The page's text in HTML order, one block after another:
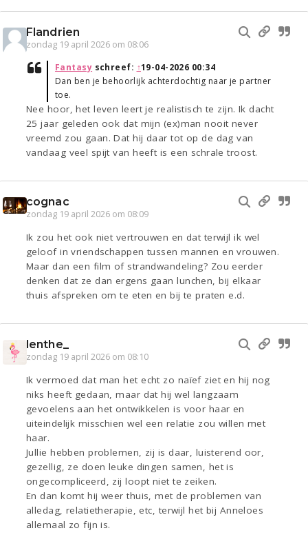
Flandrien
zondag 19 april 2026 om 08:06
Fantasy schreef: ↑19-04-2026 00:34
Dan ben je behoorlijk achterdochtig naar je partner
toe.
Nee hoor, het leven leert je realistisch te zijn. Ik dacht
25 jaar geleden ook dat mijn (ex)man nooit never
vreemd zou gaan. Dat hij daar tot op de dag van
vandaag veel spijt van heeft is een schrale troost.
cognac
zondag 19 april 2026 om 08:09
Ik zou het ook niet vertrouwen en dat terwijl ik wel
geloof in vriendschappen tussen mannen en vrouwen.
Maar dan een film of strandwandeling? Zou eerder
denken dat ze dan ergens gaan lunchen, bij elkaar
thuis afspreken om te eten en bij te praten e.d.
lenthe_
zondag 19 april 2026 om 08:10
Ik vermoed dat man het echt zo naïef ziet en hij nog
niks heeft gedaan, maar dat hij wel langzaam
gevoelens aan het ontwikkelen is voor haar en
uiteindelijk misschien wel een relatie zou willen met
haar.
Jullie hebben problemen, zij is daar, luisterend oor,
gezellig, ze doen leuke dingen samen, het is
ongecompliceerd, zij loopt niet te zeiken.
En dan komt hij weer thuis, met de problemen van
alledag, relatietherapie, etc, terwijl het bij Anneloes
allemaal zo fijn is.